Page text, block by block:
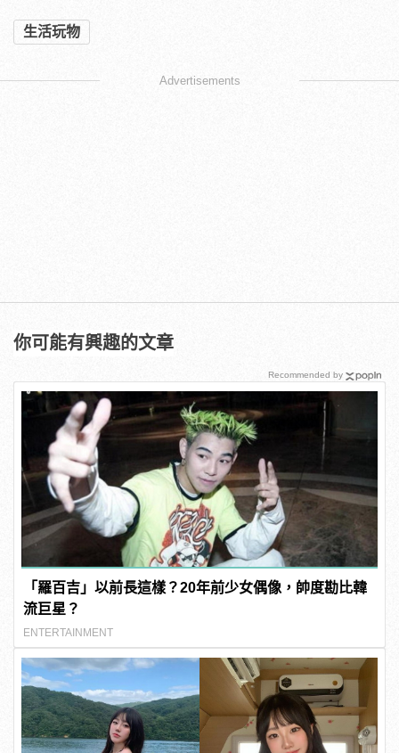
生活玩物
Advertisements
你可能有興趣的文章
「羅百吉」以前長這樣？20年前少女偶像，帥度勘比韓
流巨星？
ENTERTAINMENT
Recommended by